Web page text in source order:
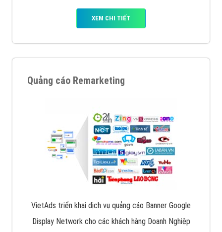
XEM CHI TIẾT
Quảng cáo Remarketing
VietAds triển khai dịch vụ quảng cáo Banner Google
Display Network cho các khách hàng Doanh Nghiệp